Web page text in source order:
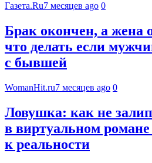
Газета.Ru7 месяцев ago 0
Брак окончен, а жена
что делать если
с бывшей
WomanHit.ru7 месяцев ago 0
Ловушка: как не
в виртуальном
к реальности